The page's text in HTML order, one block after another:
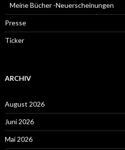
Meine Bücher -Neuerscheinungen
Presse
Ticker
ARCHIV
August 2026
Juni 2026
Mai 2026